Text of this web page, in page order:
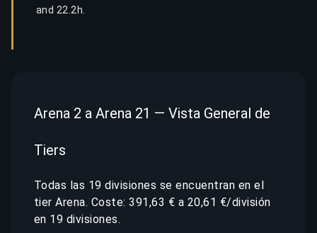
and 22.2h.
Arena 2 a Arena 21 — Vista General de
Tiers
Todas las 19 divisiones se encuentran en el
tier Arena. Coste: 391,63 € a 20,61 €/división
en 19 divisiones.